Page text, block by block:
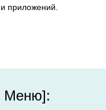
приложений.
Меню]: